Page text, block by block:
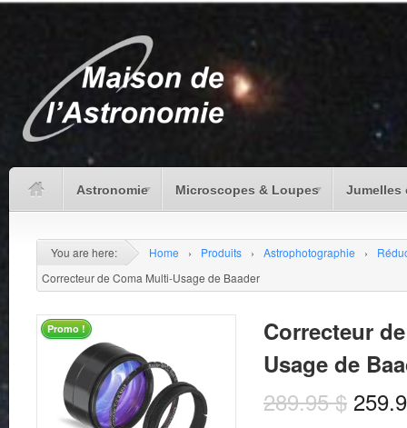
Astronomie Microscopes & Loupes Jumelles
You are here: Home › Produits › Astrophotographie ›
Correcteur de Coma Multi-Usage de Baader
Promo !
Correcteur
Usage de
289.95$